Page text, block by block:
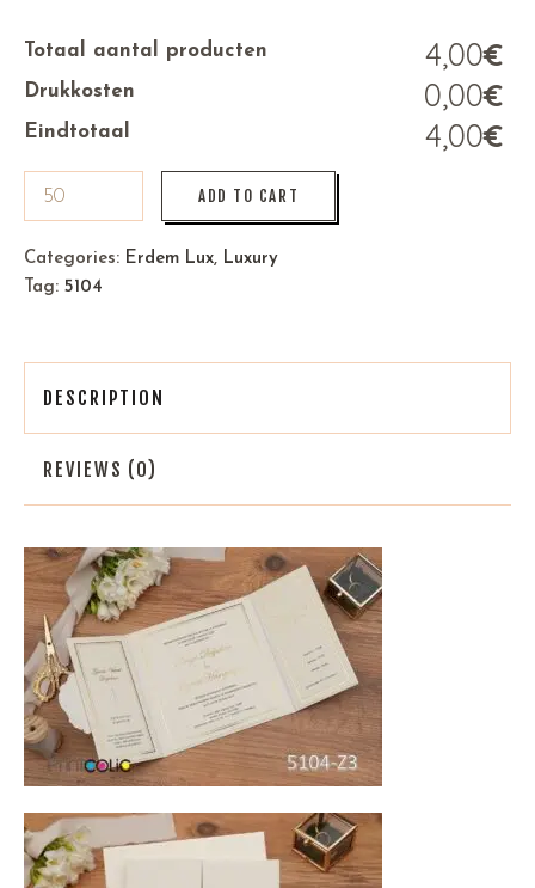
Totaal aantal producten €
4,00
Drukkosten €
0,00
Eindtotaal €
4,00
ADD TO CART
Categories: Erdem Lux, Luxury
Tag: 5104
DESCRIPTION
REVIEWS (0)